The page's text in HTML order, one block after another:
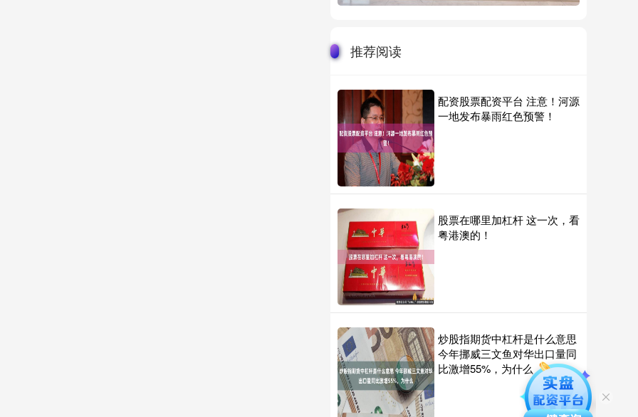
推荐阅读
配资股票配资平台 注意！河源
一地发布暴雨红色预警！
股票在哪里加杠杆 这一次，看
粤港澳的！
炒股指期货中杠杆是什么意思
今年挪威三文鱼对华出口量同
比激增55%，为什么